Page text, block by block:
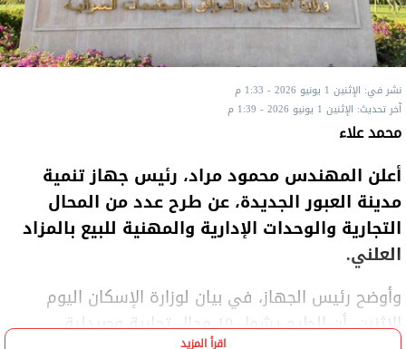
نشر في: الإثنين 1 يونيو 2026 - 1:33 م
آخر تحديث: الإثنين 1 يونيو 2026 - 1:39 م
محمد علاء
أعلن المهندس محمود مراد، رئيس جهاز تنمية
مدينة العبور الجديدة، عن طرح عدد من المحال
التجارية والوحدات الإدارية والمهنية للبيع بالمزاد
العلني.
وأوضح رئيس الجهاز، في بيان لوزارة الإسكان اليوم
الإثنين، أن الطرح يشمل 10 محال تجارية وصيدلية
اقرأ المزيد